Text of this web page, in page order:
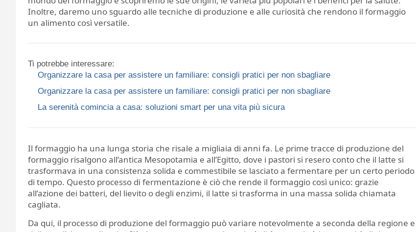
Inoltre, daremo uno sguardo alle tecniche di produzione e alle curiosità che rendono il formaggio
un alimento così versatile.
Ti potrebbe interessare:
Organizzare la casa per assistere un familiare: consigli pratici per non sbagliare
Organizzare la casa per assistere un familiare: consigli pratici per non sbagliare
La serenità comincia a casa: soluzioni smart per una vita più sicura
Il formaggio ha una lunga storia che risale a migliaia di anni fa. Le prime tracce di produzione del
formaggio risalgono all’antica Mesopotamia e all’Egitto, dove i pastori si resero conto che il latte si
trasformava in una consistenza solida e commestibile se lasciato a fermentare per un certo periodo
di tempo. Questo processo di fermentazione è ciò che rende il formaggio così unico: grazie
all’azione dei batteri, del lievito o degli enzimi, il latte si trasforma in una massa solida chiamata
cagliata.
Da qui, il processo di produzione del formaggio può variare notevolmente a seconda della regione e